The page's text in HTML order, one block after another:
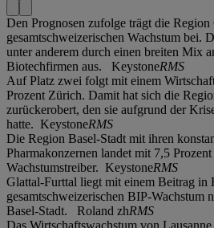
Den Prognosen zufolge trägt die
gesamtschweizerischen Wachstum bei.
unter anderem durch einen breiten Mix
Biotechfirmen aus. KeystoneRMS
Auf Platz zwei folgt mit einem
Prozent Zürich. Damit hat sich die
zurückerobert, den sie aufgrund der
hatte. KeystoneRMS
Die Region Basel-Stadt mit ihren
Pharmakonzernen landet mit 7,5
Wachstumstreiber. KeystoneRMS
Glattal-Furttal liegt mit einem Beitrag in
gesamtschweizerischen BIP-Wachstum
Basel-Stadt. Roland zhRMS